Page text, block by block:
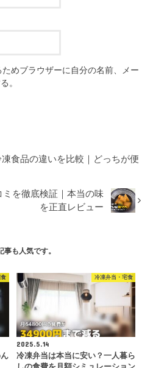
めブラウザーに自分の名前、メー
。
食品の違いを比較｜どっちが便
を徹底検証｜本当の味
を正直レビュー
事も人気です。
冷凍弁当・宅食
2025.5.14
冷凍弁当は本当に安い？一人暮ら